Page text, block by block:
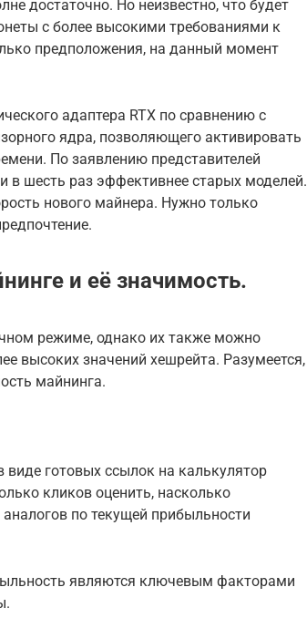
достаточно. Но неизвестно, что будет
с более высокими требованиями к
предположения, на данный момент
адаптера RTX по сравнению с
ядра, позволяющего активировать
По заявлению представителей
в шесть раз эффективнее старых моделей.
нового майнера. Нужно только
и её значимость.
режиме, однако их также можно
высоких значений хешрейта. Разумеется,
майнинга.
готовых ссылок на калькулятор
кликов оценить, насколько
по текущей прибыльности
являются ключевым факторами